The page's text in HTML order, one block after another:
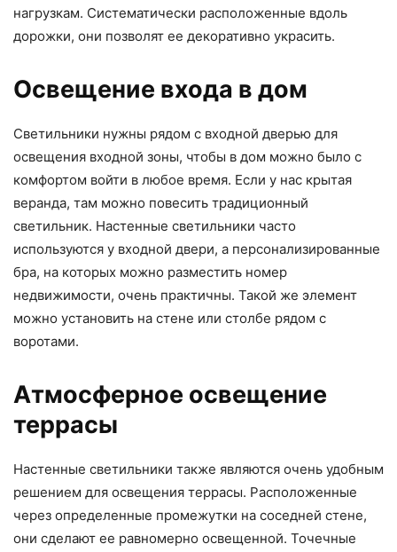
нагрузкам. Систематически расположенные вдоль
дорожки, они позволят ее декоративно украсить.
Освещение входа в дом
Светильники нужны рядом с входной дверью для
освещения входной зоны, чтобы в дом можно было с
комфортом войти в любое время. Если у нас крытая
веранда, там можно повесить традиционный
светильник. Настенные светильники часто
используются у входной двери, а персонализированные
бра, на которых можно разместить номер
недвижимости, очень практичны. Такой же элемент
можно установить на стене или столбе рядом с
воротами.
Атмосферное освещение
террасы
Настенные светильники также являются очень удобным
решением для освещения террасы. Расположенные
через определенные промежутки на соседней стене,
они сделают ее равномерно освещенной. Точечные